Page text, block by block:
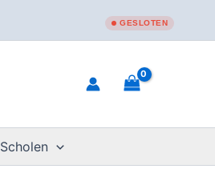
GESLOTEN
Scholen